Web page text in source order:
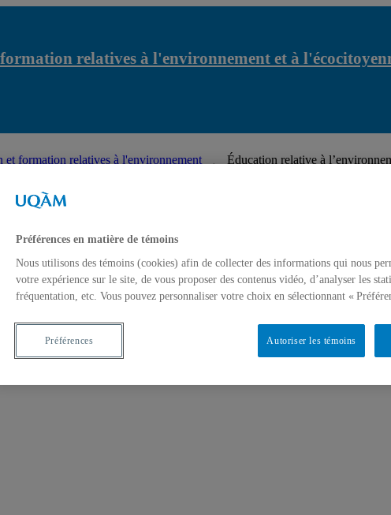
relatives à l'environnement et à
et formation relatives à l'environnement
Éducation relative à
formation relatives à l'environnement et à l'écocitoyenneté
Préférences en matière de témoins
Nous utilisons des témoins (cookies) afin de collecter des informations qui nous
votre expérience sur le site, de vous proposer des contenus vidéo, d’analyser les
fréquentation, etc. Vous pouvez personnaliser votre choix en sélectionnant «
Autoriser les témoins
Préférences